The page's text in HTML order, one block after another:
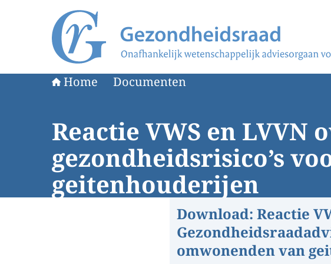
Naar de homepage van Gezondheidsraad
Home Documenten
Reactie VWS en LVVN
gezondheidsrisico’s
geitenhouderijen
Download: Reactie
omwonenden van